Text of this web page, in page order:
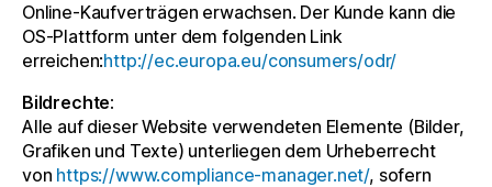
Online-Kaufverträgen erwachsen. Der Kunde kann die
OS-Plattform unter dem folgenden Link
erreichen:http://ec.europa.eu/consumers/odr/
Bildrechte:
Alle auf dieser Website verwendeten Elemente (Bilder,
Grafiken und Texte) unterliegen dem Urheberrecht
von https://www.compliance-manager.net/, sofern